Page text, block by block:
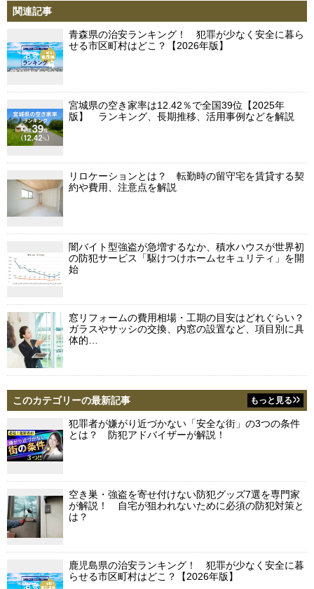
関連記事
青森県の治安ランキング！ 犯罪が少なく安全に暮ら
せる市区町村はどこ？【2026年版】
宮城県の空き家率は12.42％で全国39位【2025年
版】 ランキング、長期推移、活用事例などを解説
リロケーションとは？ 転勤時の留守宅を賃貸する契
約や費用、注意点を解説
闇バイト型強盗が急増するなか、積水ハウスが世界初
の防犯サービス「駆けつけホームセキュリティ」を開
始
窓リフォームの費用相場・工期の目安はどれぐらい？
ガラスやサッシの交換、内窓の設置など、項目別に具
体的…
このカテゴリーの最新記事 もっと見る
犯罪者が嫌がり近づかない「安全な街」の3つの条件
とは？ 防犯アドバイザーが解説！
空き巣・強盗を寄せ付けない防犯グッズ7選を専門家
が解説！ 自宅が狙われないために必須の防犯対策と
は？
鹿児島県の治安ランキング！ 犯罪が少なく安全に暮
らせる市区町村はどこ？【2026年版】